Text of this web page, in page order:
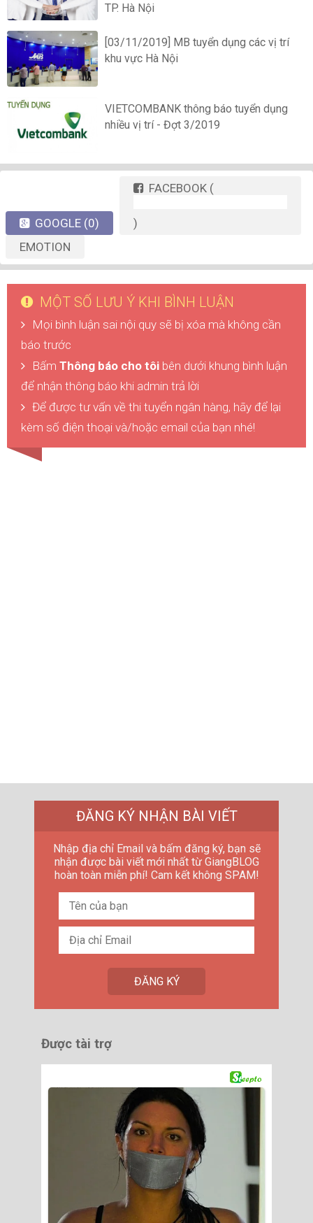
TP. Hà Nội
[03/11/2019] MB tuyển dụng các vị trí
khu vực Hà Nội
VIETCOMBANK thông báo tuyển dụng
nhiều vị trí - Đợt 3/2019
GOOGLE (0)
FACEBOOK (
)
EMOTION
MỘT SỐ LƯU Ý KHI BÌNH LUẬN
Mọi bình luận sai nội quy sẽ bị xóa mà không cần
báo trước
Bấm Thông báo cho tôi bên dưới khung bình luận
để nhận thông báo khi admin trả lời
Để được tư vấn về thi tuyển ngân hàng, hãy để lại
kèm số điện thoại và/hoặc email của bạn nhé!
ĐĂNG KÝ NHẬN BÀI VIẾT
Nhập địa chỉ Email và bấm đăng ký, bạn sẽ
nhận được bài viết mới nhất từ GiangBLOG
hoàn toàn miễn phí! Cam kết không SPAM!
Được tài trợ